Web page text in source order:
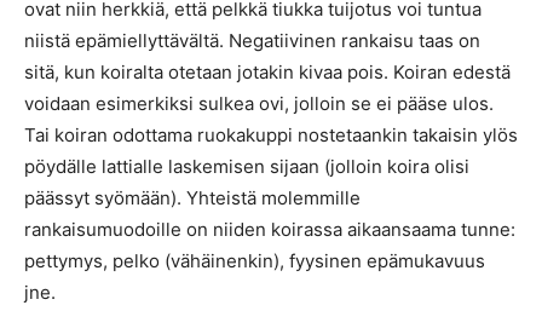
ovat niin herkkiä, että pelkkä tiukka tuijotus voi tuntua
niistä epämiellyttävältä. Negatiivinen rankaisu taas on
sitä, kun koiralta otetaan jotakin kivaa pois. Koiran edestä
voidaan esimerkiksi sulkea ovi, jolloin se ei pääse ulos.
Tai koiran odottama ruokakuppi nostetaankin takaisin ylös
pöydälle lattialle laskemisen sijaan (jolloin koira olisi
päässyt syömään). Yhteistä molemmille
rankaisumuodoille on niiden koirassa aikaansaama tunne:
pettymys, pelko (vähäinenkin), fyysinen epämukavuus
jne.